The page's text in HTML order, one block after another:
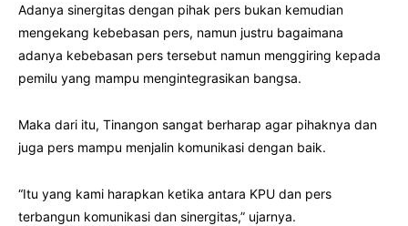
Adanya sinergitas dengan pihak pers bukan kemudian
mengekang kebebasan pers, namun justru bagaimana
adanya kebebasan pers tersebut namun menggiring kepada
pemilu yang mampu mengintegrasikan bangsa.
Maka dari itu, Tinangon sangat berharap agar pihaknya dan
juga pers mampu menjalin komunikasi dengan baik.
“Itu yang kami harapkan ketika antara KPU dan pers
terbangun komunikasi dan sinergitas,” ujarnya.